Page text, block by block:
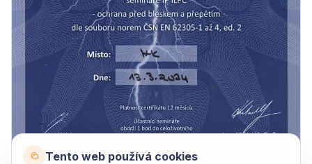
Tento web používá cookies